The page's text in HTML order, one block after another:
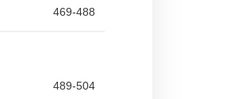
469-488
489-504